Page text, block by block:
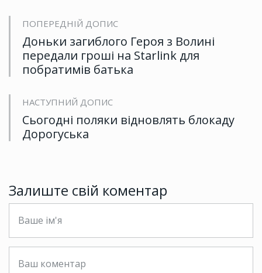
ПОПЕРЕДНІЙ ДОПИС
Доньки загиблого Героя з Волині
передали гроші на Starlink для
побратимів батька
НАСТУПНИЙ ДОПИС
Сьогодні поляки відновлять блокаду
Дорогуська
Залиште свій коментар